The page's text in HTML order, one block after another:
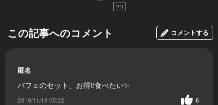
PR
この記事へのコメント コメントする
匿名
パフェのセット、お得‼️食べたい✨
2019/11/18 05:22 6